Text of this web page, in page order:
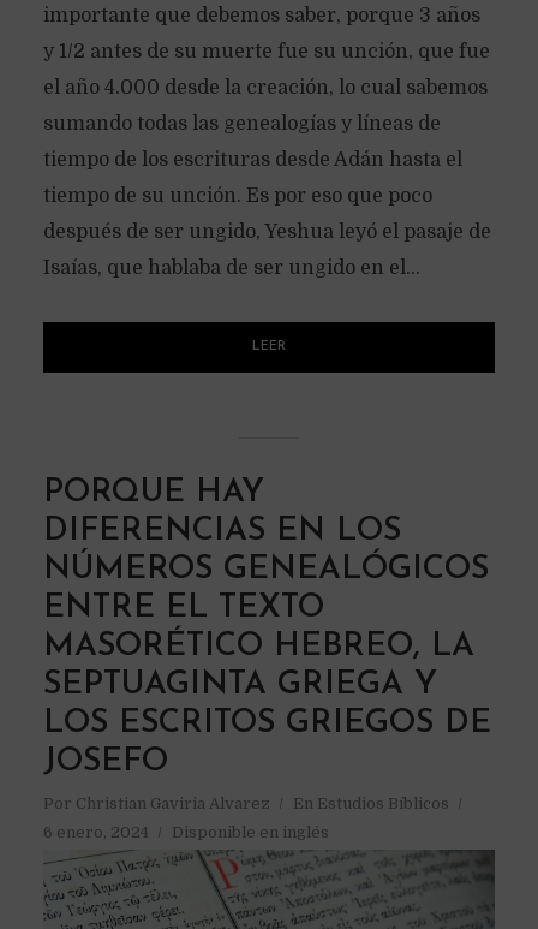
importante que debemos saber, porque 3 años
y 1/2 antes de su muerte fue su unción, que fue
el año 4.000 desde la creación, lo cual sabemos
sumando todas las genealogías y líneas de
tiempo de los escrituras desde Adán hasta el
tiempo de su unción. Es por eso que poco
después de ser ungido, Yeshua leyó el pasaje de
Isaías, que hablaba de ser ungido en el...
LEER
PORQUE HAY
DIFERENCIAS EN LOS
NÚMEROS GENEALÓGICOS
ENTRE EL TEXTO
MASORÉTICO HEBREO, LA
SEPTUAGINTA GRIEGA Y
LOS ESCRITOS GRIEGOS DE
JOSEFO
Por Christian Gaviria Alvarez En Estudios Bíblicos
6 enero, 2024
Disponible en inglés